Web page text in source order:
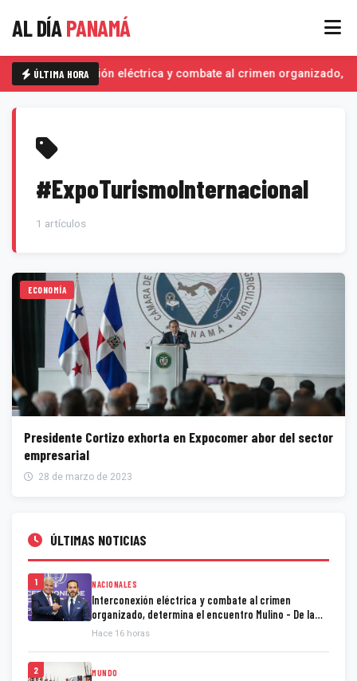
AL DÍAPANAMÁ
ÚLTIMA HORA
Interconexión eléctrica y combate al crimen organizado,
#ExpoTurismoInternacional
1 artículos
ECONOMÍA
Presidente Cortizo exhorta en Expocomer abor del sector
empresarial
28 de marzo de 2023
ÚLTIMAS NOTICIAS
1 NACIONALES
Interconexión eléctrica y combate al crimen
organizado, determina el encuentro Mulino - De la
Espriella
Hace 16 horas
2 MUNDO